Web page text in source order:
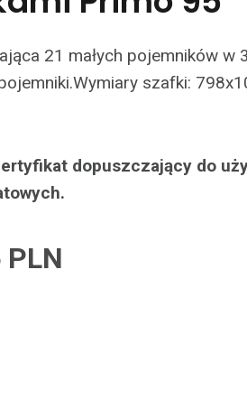
21 małych pojemników w
szafki:
dopuszczający do